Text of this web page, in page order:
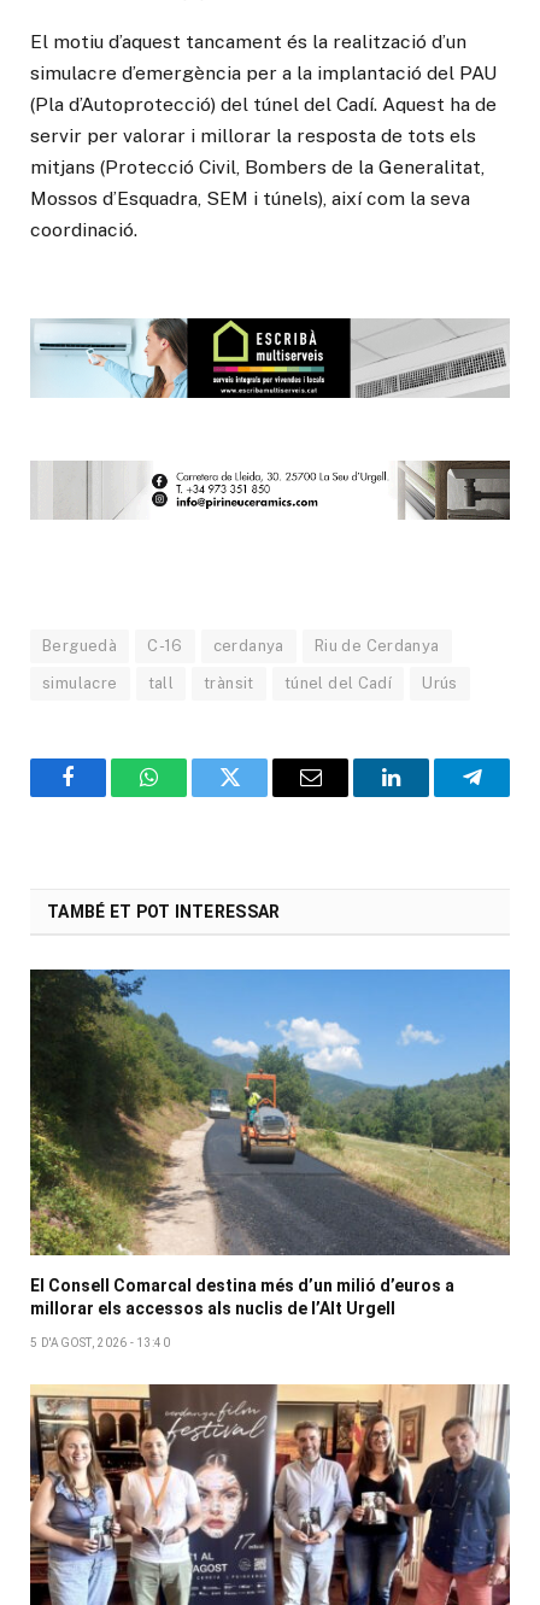
El motiu d’aquest tancament és la realització d’un
simulacre d’emergència per a la implantació del PAU
(Pla d’Autoprotecció) del túnel del Cadí. Aquest ha de
servir per valorar i millorar la resposta de tots els
mitjans (Protecció Civil, Bombers de la Generalitat,
Mossos d’Esquadra, SEM i túnels), així com la seva
coordinació.
Berguedà C-16 cerdanya Riu de Cerdanya
simulacre tall trànsit túnel del Cadí Urús
FacebookWhatsAppTwitter Email LinkedIn
TAMBÉ ET POT INTERESSAR
El Consell Comarcal destina més d’un milió d’euros a
millorar els accessos als nuclis de l’Alt Urgell
5 D'AGOST, 2026 - 13:40